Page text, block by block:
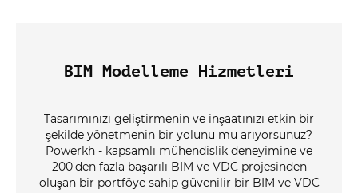
BIM Modelleme Hizmetleri
Tasarımınızı geliştirmenin ve inşaatınızı etkin bir
şekilde yönetmenin bir yolunu mu arıyorsunuz?
Powerkh - kapsamlı mühendislik deneyimine ve
200'den fazla başarılı BIM ve VDC projesinden
oluşan bir portföye sahip güvenilir bir BIM ve VDC